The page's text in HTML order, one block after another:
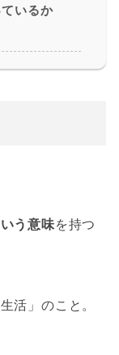
いるか
う意味を持つ
活」のこと。